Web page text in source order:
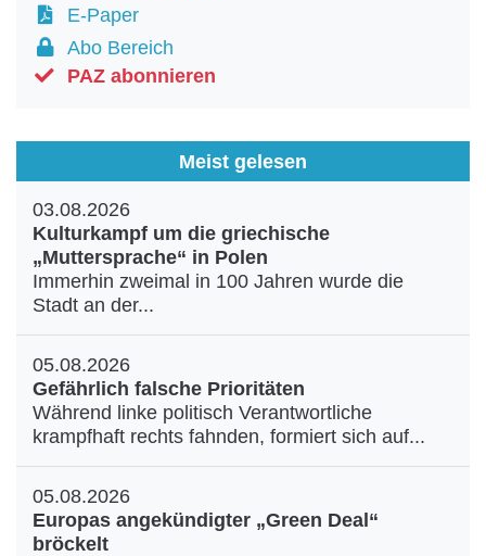
E-Paper
Abo Bereich
PAZ abonnieren
Meist gelesen
03.08.2026
Kulturkampf um die griechische
„Muttersprache“ in Polen
Immerhin zweimal in 100 Jahren wurde die
Stadt an der...
05.08.2026
Gefährlich falsche Prioritäten
Während linke politisch Verantwortliche
krampfhaft rechts fahnden, formiert sich auf...
05.08.2026
Europas angekündigter „Green Deal“
bröckelt